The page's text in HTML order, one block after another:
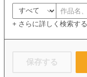
+ さらに詳しく検索する
保存する